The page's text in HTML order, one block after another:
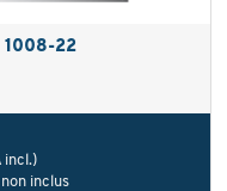
1008-22
incl.)
inclus